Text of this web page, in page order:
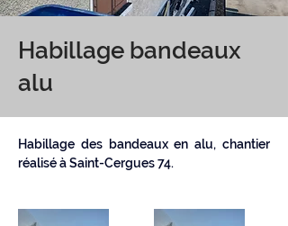
Habillage bandeaux
alu
Habillage des bandeaux en alu, chantier
réalisé à Saint-Cergues 74.